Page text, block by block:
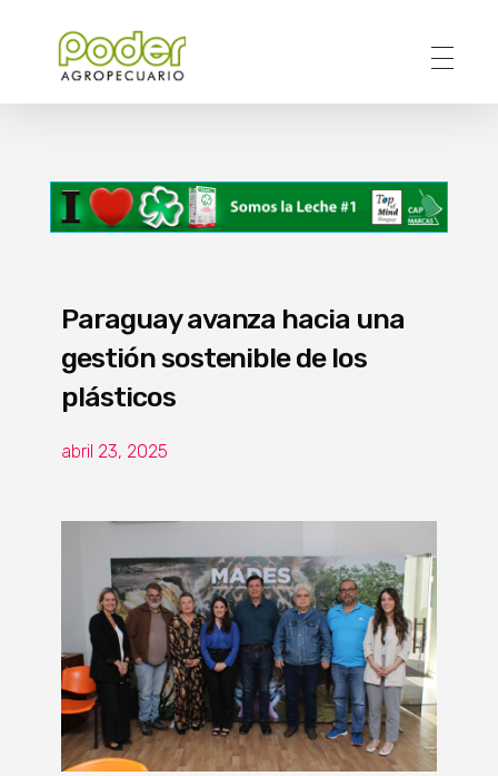
Paraguay avanza hacia una
gestión sostenible de los
plásticos
abril 23, 2025